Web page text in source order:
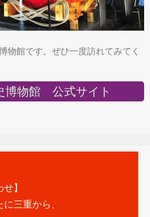
物館です。ぜひ一度訪れてみてく
博物館 公式サイト
】
三重から、